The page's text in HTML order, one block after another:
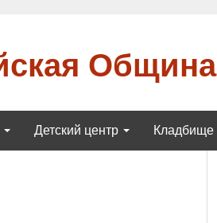
Община
Детский центр Кладбище